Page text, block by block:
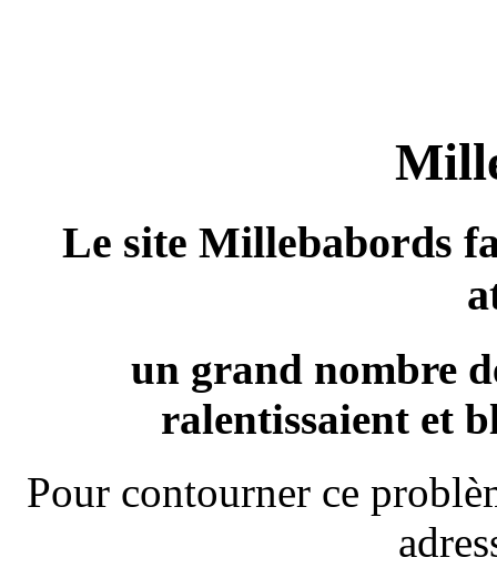
Le site Millebabords
un grand nombre
ralentissaient et
Pour contourner ce